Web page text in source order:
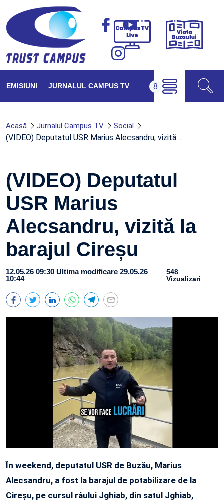
Campus
Viața
EMISIUNI JURNALUL CAMPUS TV
Acasă Jurnalul Campus TV Social
(VIDEO) Deputatul USR Marius Alecsandru, vizită…
(VIDEO) Deputatul
USR Marius
Alecsandru, vizită la
barajul Cireșu
12.05.26 09:30 Ultima modificare 29.05.26
10:44
548
Vizualizari
În weekend, deputatul USR de Buzău, Marius
Alecsandru, a fost la barajul de potabilizare de la
Cireșu, pe cursul râului Jghiab, din satul Jghiab,